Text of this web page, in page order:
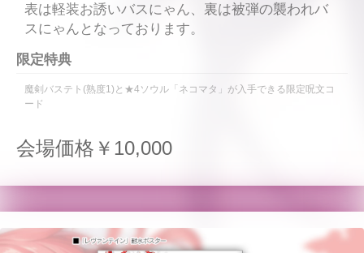
表は軽装お誘いバスにゃん、裏は被弾の襲われバ
スにゃんとなっております。
限定特典
魔剣バステト(熟度1)と★4ソウル「ネコマタ」が入手できる限定呪文コ
ード
会場価格￥10,000